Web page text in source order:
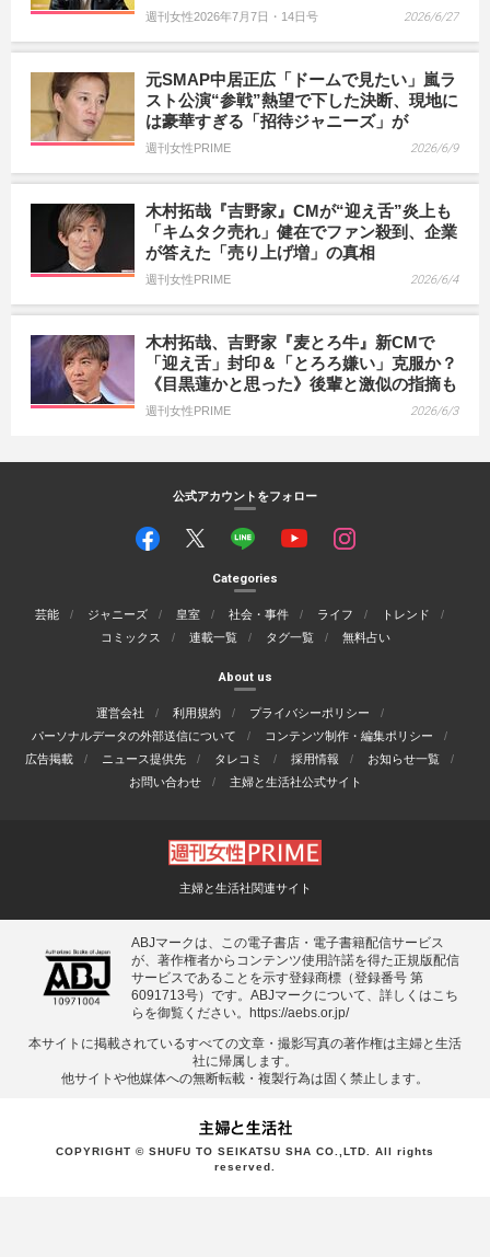
週刊女性2026年7月7日・14日号 2026/6/27
元SMAP中居正広「ドームで見たい」嵐ラ
スト公演“参戦”熱望で下した決断、現地に
は豪華すぎる「招待ジャニーズ」が
週刊女性PRIME 2026/6/9
木村拓哉『吉野家』CMが“迎え舌”炎上も
「キムタク売れ」健在でファン殺到、企業
が答えた「売り上げ増」の真相
週刊女性PRIME 2026/6/4
木村拓哉、吉野家『麦とろ牛』新CMで
「迎え舌」封印＆「とろろ嫌い」克服か？
《目黒蓮かと思った》後輩と激似の指摘も
週刊女性PRIME 2026/6/3
公式アカウントをフォロー
Categories
芸能 ジャニーズ 皇室 社会・事件 ライフ
トレンド
コミックス
連載一覧 タグ一覧 無料占い
About us
運営会社 利用規約
プライバシーポリシー
パーソナルデータの外部送信について
コンテンツ制作・編集ポリシー
広告掲載
ニュース提供先 タレコミ 採用情報
お知らせ一覧
お問い合わせ
主婦と生活社公式サイト
主婦と生活社関連サイト
ABJマークは、この電子書店・電子書籍配信サービス
が、著作権者からコンテンツ使用許諾を得た正規版配信
サービスであることを示す登録商標（登録番号 第
6091713号）です。ABJマークについて、詳しくはこち
らを御覧ください。 https://aebs.or.jp/
本サイトに掲載されているすべての⽂章・撮影写真の著作権は主婦と⽣活
社に帰属します。
他サイトや他媒体への無断転載・複製⾏為は固く禁⽌します。
COPYRIGHT © SHUFU TO SEIKATSU SHA CO.,LTD. All rights
reserved.